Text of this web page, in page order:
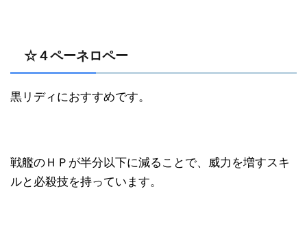
☆４ペーネロペー
黒リディにおすすめです。
戦艦のＨＰが半分以下に減ることで、威力を増すスキ
ルと必殺技を持っています。